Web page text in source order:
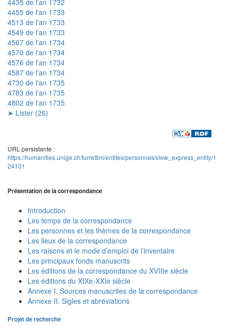
4435 de l'an 1732
4455 de l'an 1733
4513 de l'an 1733
4549 de l'an 1733
4567 de l'an 1734
4570 de l'an 1734
4576 de l'an 1734
4587 de l'an 1734
4730 de l'an 1735
4783 de l'an 1735
4802 de l'an 1735
➤ Lister (26)
URL persistante :
https://humanities.unige.ch/turrettini/entites/personnes/view_express_entity/1
24131
Présentation de la correspondance
Introduction
Les temps de la correspondance
Les personnes et les thèmes de la correspondance
Les lieux de la correspondance
Les raisons et le mode d’emploi de l’inventaire
Les principaux fonds manuscrits
Les éditions de la correspondance du XVIIIe siècle
Les éditions du XIXe-XXIe siècle
Annexe I. Sources manuscrites de la correspondance
Annexe II. Sigles et abréviations
Projet de recherche